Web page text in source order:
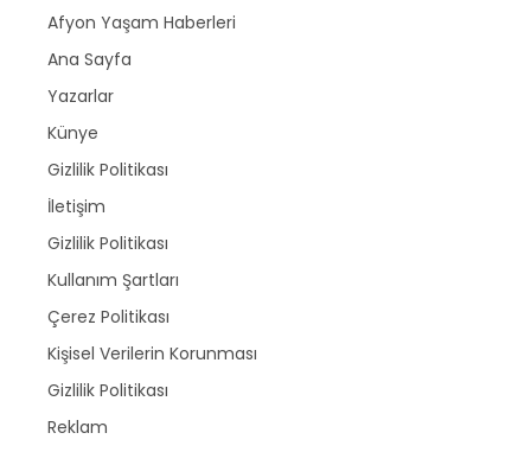
Afyon Yaşam Haberleri
Ana Sayfa
Yazarlar
Künye
Gizlilik Politikası
İletişim
Gizlilik Politikası
Kullanım Şartları
Çerez Politikası
Kişisel Verilerin Korunması
Gizlilik Politikası
Reklam